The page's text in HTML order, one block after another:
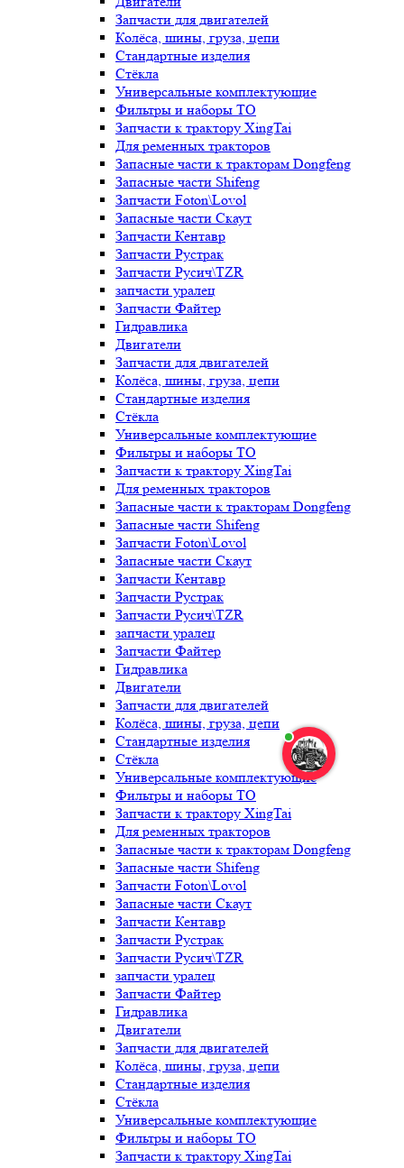
Запчасти для двигателей
Колёса, шины, груза, цепи
Стандартные изделия
Стёкла
Универсальные комплектующие
Фильтры и наборы ТО
Запчасти к трактору XingTai
Для ременных тракторов
Запасные части к тракторам Dongfeng
Запасные части Shifeng
Запчасти Foton\Lovol
Запасные части Скаут
Запчасти Кентавр
Запчасти Рустрак
Запчасти Русич\TZR
запчасти уралец
Запчасти Файтер
Гидравлика
Двигатели
Запчасти для двигателей
Колёса, шины, груза, цепи
Стандартные изделия
Стёкла
Универсальные комплектующие
Фильтры и наборы ТО
Запчасти к трактору XingTai
Для ременных тракторов
Запасные части к тракторам Dongfeng
Запасные части Shifeng
Запчасти Foton\Lovol
Запасные части Скаут
Запчасти Кентавр
Запчасти Рустрак
Запчасти Русич\TZR
запчасти уралец
Запчасти Файтер
Гидравлика
Двигатели
Запчасти для двигателей
Колёса, шины, груза, цепи
Стандартные изделия
Стёкла
Универсальные комплектующие
Фильтры и наборы ТО
Запчасти к трактору XingTai
Для ременных тракторов
Запасные части к тракторам Dongfeng
Запасные части Shifeng
Запчасти Foton\Lovol
Запасные части Скаут
Запчасти Кентавр
Запчасти Рустрак
Запчасти Русич\TZR
запчасти уралец
Запчасти Файтер
Гидравлика
Двигатели
Запчасти для двигателей
Колёса, шины, груза, цепи
Стандартные изделия
Стёкла
Универсальные комплектующие
Фильтры и наборы ТО
Запчасти к трактору XingTai